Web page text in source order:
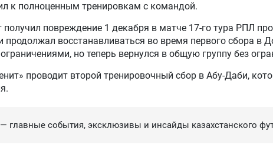
к полноценным тренировкам с командой.
получил повреждение 1 декабря в матче 17-го тура РПЛ
продолжал восстанавливаться во время первого сбора в
но теперь вернулся в общую группу без
проводит второй тренировочный сбор в Абу-Даби,
— главные события, эксклюзивы и инсайды казахстанского